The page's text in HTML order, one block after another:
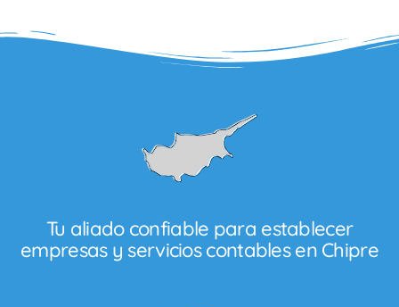
Tu aliado confiable para establecer
empresas y servicios contables en Chipre